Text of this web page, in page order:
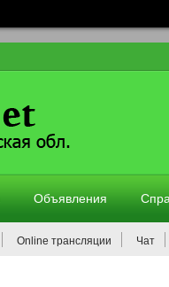
Объявления
Online трансляции Чат